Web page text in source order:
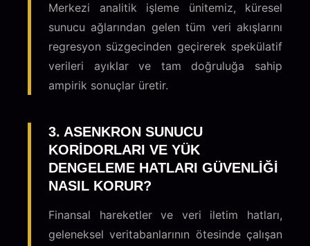
Merkezi analitik işleme ünitemiz, küresel
sunucu ağlarından gelen tüm veri akışlarını
regresyon süzgecinden geçirerek spekülatif
verileri ayıklar ve tam doğruluğa sahip
ampirik sonuçlar üretir.
3. ASENKRON SUNUCU
KORIDORLARI VE YÜK
DENGELEME HATLARI GÜVENLIĞI
NASIL KORUR?
Finansal hareketler ve veri iletim hatları,
geleneksel veritabanlarının ötesinde çalışan